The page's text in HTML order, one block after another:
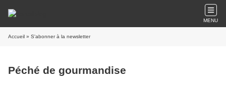
MENU
Accueil » S'abonner à la newsletter
Péché de gourmandise